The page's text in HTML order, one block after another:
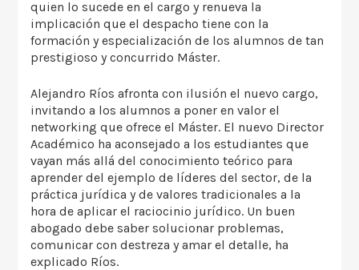
quien lo sucede en el cargo y renueva la
implicación que el despacho tiene con la
formación y especialización de los alumnos de tan
prestigioso y concurrido Máster.
Alejandro Ríos afronta con ilusión el nuevo cargo,
invitando a los alumnos a poner en valor el
networking que ofrece el Máster. El nuevo Director
Académico ha aconsejado a los estudiantes que
vayan más allá del conocimiento teórico para
aprender del ejemplo de líderes del sector, de la
práctica jurídica y de valores tradicionales a la
hora de aplicar el raciocinio jurídico. Un buen
abogado debe saber solucionar problemas,
comunicar con destreza y amar el detalle, ha
explicado Ríos.